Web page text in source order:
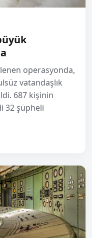
operasyonda,
vatandaşlık
687 kişinin
32 şüpheli